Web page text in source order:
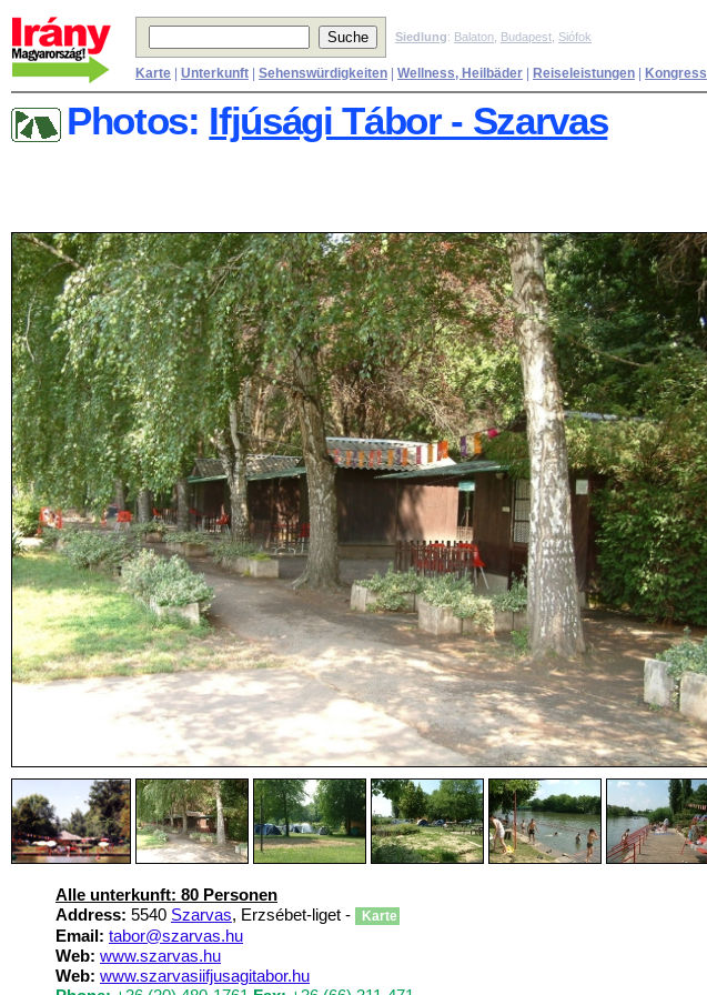
Siedlung: Balaton Budapest Siófok
Karte Unterkunft Sehenswürdigkeiten Wellness, Heilbäder Reiseleistungen Kongress
Photos: Ifjúsági Tábor - Szarvas
Alle unterkunft: 80 Personen
Address: 5540 Szarvas, Erzsébet-liget - Karte
Email: tabor@szarvas.hu
Web: www.szarvas.hu
Web: www.szarvasiifjusagitabor.hu